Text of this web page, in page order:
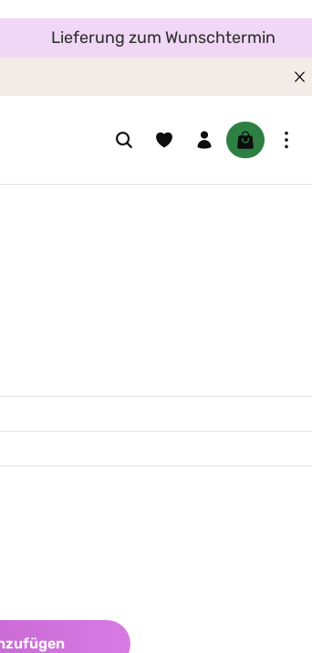
Lieferung zum Wunschtermin
Du hast 0 Produkte auf dem
ein oder benutze die